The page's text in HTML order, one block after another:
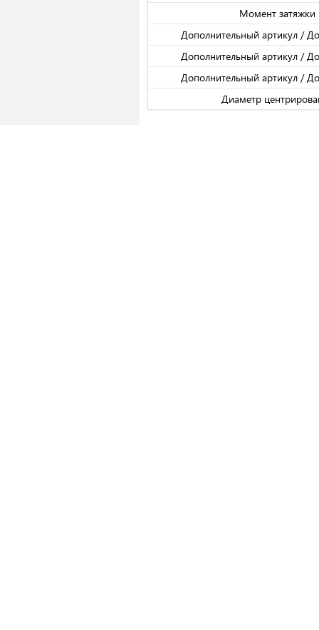
Момент
Дополнительный артикул /
Дополнительный артикул /
Дополнительный артикул /
Диаметр